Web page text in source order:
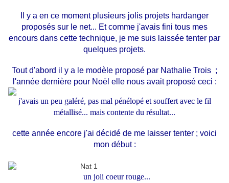
Il y a en ce moment plusieurs jolis projets hardanger
proposés sur le net... Et comme j'avais fini tous mes
encours dans cette technique, je me suis laissée tenter par
quelques projets.
Tout d'abord il y a le modèle proposé par Nathalie Trois ;
l'année dernière pour Noël elle nous avait proposé ceci :
j'avais un peu galéré, pas mal pénélopé et souffert avec le fil
métallisé... mais contente du résultat...
cette année encore j'ai décidé de me laisser tenter ; voici
mon début :
un joli coeur rouge...